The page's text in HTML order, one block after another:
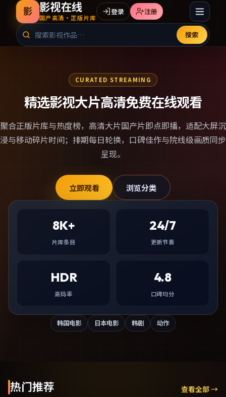
影 影视在线
国产高清·正版片库
搜索
登录 注册
CURATED STREAMING
精选影视大片高清免费在线观看
聚合正版片库与热度榜， 高清大片国产片即点即播，适配大屏沉
浸与移动碎片时间；排期每日轮换，口碑佳作与院线级画质同步
呈现。
立即观看 浏览分类
8K+
片库条目
24/7
更新节奏
HDR
高码率
4.8
口碑均分
韩国电影 日本电影 韩剧 动作
热门推荐 查看全部 →